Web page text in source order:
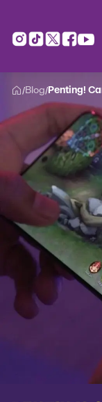
Kartu Perdana AXIS
/Blog/ Penting!